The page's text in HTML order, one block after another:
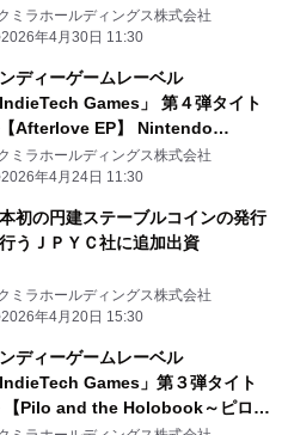
ミラホールディングス株式会社
2026年4月30日 11:30
ディーゲームレーベル
IndieTech Games」 第４弾タイト
Afterlove EP】 Nintendo
PS5パッケージ版をアジア地
発売！
ミラホールディングス株式会社
2026年4月24日 11:30
初の円建ステーブルコインの発行
うＪＰＹＣ社に追加出資
ミラホールディングス株式会社
2026年4月20日 15:30
ディーゲームレーベル
IndieTech Games」第３弾タイト
【Pilo and the Holobook～ピロと